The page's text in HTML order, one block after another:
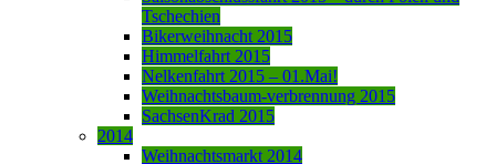
Tschechien
Bikerweihnacht 2015
Himmelfahrt 2015
Nelkenfahrt 2015 – 01.Mai!
Weihnachtsbaum-verbrennung 2015
SachsenKrad 2015
2014
Weihnachtsmarkt 2014